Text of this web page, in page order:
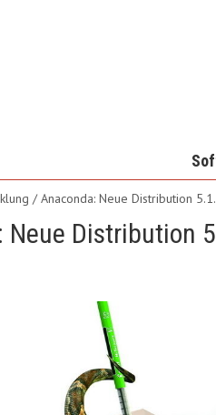
/Anaconda: Neue Distribution
Neue Distribution